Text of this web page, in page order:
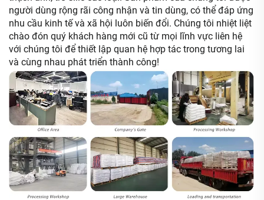
người dùng rộng rãi công nhận và tin dùng, có thể đáp ứng
nhu cầu kinh tế và xã hội luôn biến đổi. Chúng tôi nhiệt liệt
chào đón quý khách hàng mới cũ từ mọi lĩnh vực liên hệ
với chúng tôi để thiết lập quan hệ hợp tác trong tương lai
và cùng nhau phát triển thành công!